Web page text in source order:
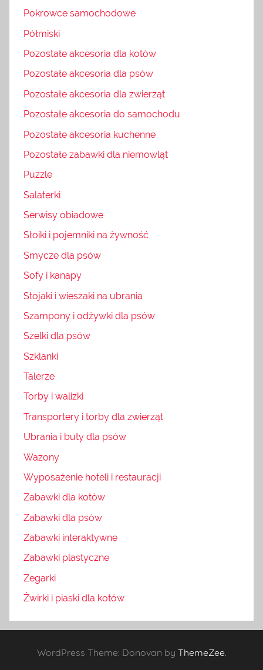
Pokrowce samochodowe
Półmiski
Pozostałe akcesoria dla kotów
Pozostałe akcesoria dla psów
Pozostałe akcesoria dla zwierząt
Pozostałe akcesoria do samochodu
Pozostałe akcesoria kuchenne
Pozostałe zabawki dla niemowląt
Puzzle
Salaterki
Serwisy obiadowe
Słoiki i pojemniki na żywność
Smycze dla psów
Sofy i kanapy
Stojaki i wieszaki na ubrania
Szampony i odżywki dla psów
Szelki dla psów
Szklanki
Talerze
Torby i walizki
Transportery i torby dla zwierząt
Ubrania i buty dla psów
Wazony
Wyposażenie hoteli i restauracji
Zabawki dla kotów
Zabawki dla psów
Zabawki interaktywne
Zabawki plastyczne
Zegarki
Żwirki i piaski dla kotów
WordPress Theme: Donovan by ThemeZee.